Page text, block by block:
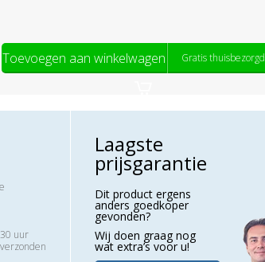
Toevoegen aan winkelwagen Gratis thuisbezorgd
uur
Laagste
prijsgarantie
Dit product ergens
anders goedkoper
gevonden?
Wij doen graag nog
wat extra’s voor u!